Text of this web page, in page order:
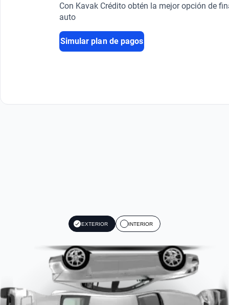
Con Kavak Crédito obtén la mejor opción de
auto
Simular plan de pagos
EXTERIOR INTERIOR